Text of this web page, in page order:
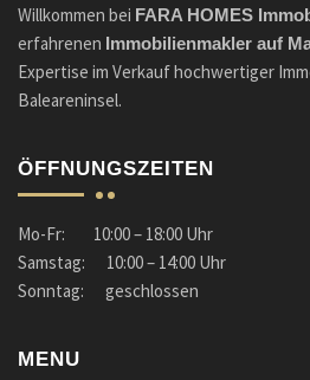
Willkommen bei FARA HOMES
erfahrenen Immobilienmakler auf
Expertise im Verkauf hochwertiger
Baleareninsel.
ÖFFNUNGSZEITEN
Mo-Fr: 10:00 – 18:00 Uhr
Samstag: 10:00 – 14:00 Uhr
Sonntag: geschlossen
MENU